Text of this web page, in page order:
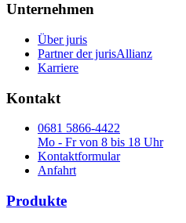
Unternehmen
Über juris
Partner der jurisAllianz
Karriere
Kontakt
0681 5866-4422
Mo - Fr von 8 bis 18 Uhr
Kontaktformular
Anfahrt
Produkte